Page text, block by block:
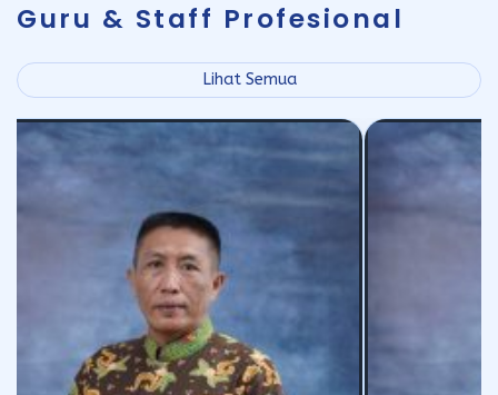
Guru & Staff Profesional
Lihat Semua